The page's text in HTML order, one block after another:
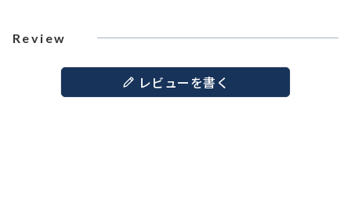
Review
レビューを書く